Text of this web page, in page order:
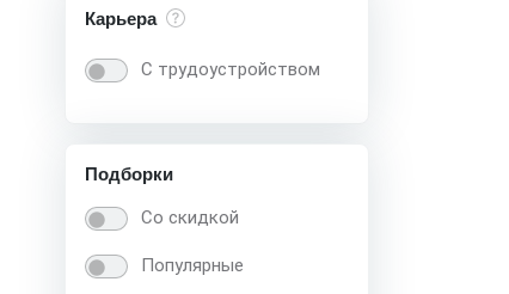
Карьера
С трудоустройством
Подборки
Со скидкой
Популярные